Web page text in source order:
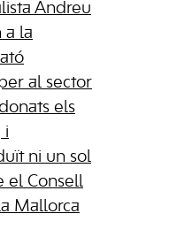
Andreu
a la
al sector
els
i
ni un sol
el Consell
Mallorca